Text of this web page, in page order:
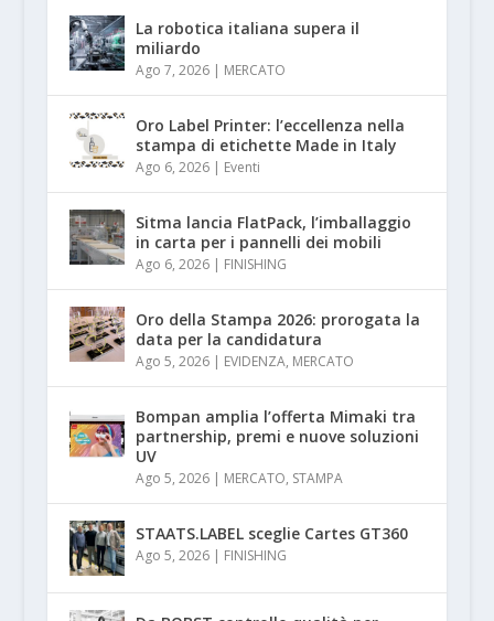
La robotica italiana supera il
miliardo
Ago 7, 2026| MERCATO
Oro Label Printer: l’eccellenza nella
stampa di etichette Made in Italy
Ago 6, 2026| Eventi
Sitma lancia FlatPack, l’imballaggio
in carta per i pannelli dei mobili
Ago 6, 2026| FINISHING
Oro della Stampa 2026: prorogata la
data per la candidatura
Ago 5, 2026| EVIDENZA, MERCATO
Bompan amplia l’offerta Mimaki tra
partnership, premi e nuove soluzioni
UV
Ago 5, 2026| MERCATO, STAMPA
STAATS.LABEL sceglie Cartes GT360
Ago 5, 2026| FINISHING